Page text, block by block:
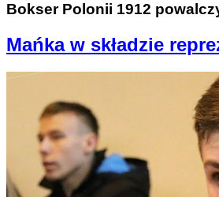
Bokser Polonii 1912
Mańka w składzie